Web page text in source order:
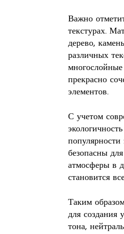
Важно
текстурах.
дерево,
различных
прекрасно
элементов.
С учетом
безопасны
атмосферы в
становится
Таким
для создания
тона,